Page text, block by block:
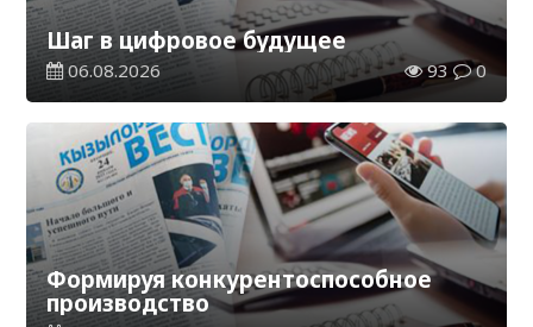
Шаг в цифровое будущее
06.08.2026 93 0
Формируя конкурентоспособное
производство